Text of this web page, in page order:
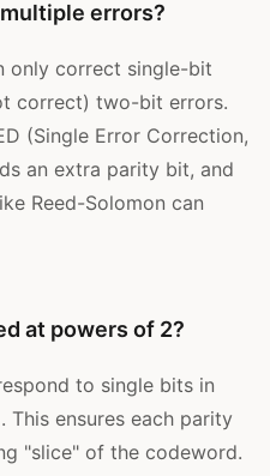
errors?
only correct single-bit
correct) two-bit errors.
(Single Error Correction,
an extra parity bit, and
Reed-Solomon can
at powers of 2?
to single bits in
This ensures each parity
"slice" of the codeword.